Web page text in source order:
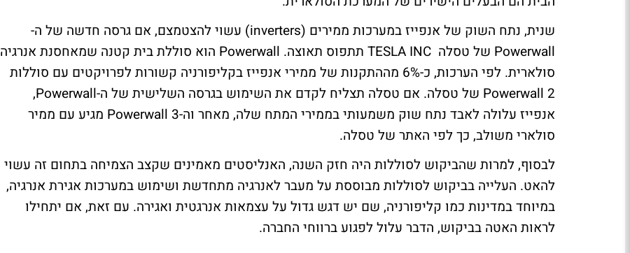
שנית, נתח השוק של אנפייז במערכות ממירים (inverters) עשוי להצטמצם, אם גרסה חדשה של ה-
Powerwall של טסלה TESLA INC תתפוס תאוצה. Powerwall הוא סוללת בית קטנה שמאחסנת אנרגיה
סולארית. לפי הערכות, כ-6% מההתקנות של ממירי אנפייז בקליפורניה קשורות לפרויקטים עם סוללות
Powerwall 2 של טסלה. אם טסלה תצליח לקדם את השימוש בגרסה השלישית של ה-Powerwall,
אנפייז עלולה לאבד נתח שוק משמעותי בממירי המתח שלה, מאחר וה-Powerwall 3 מגיע עם ממיר
סולארי משולב, כך לפי האתר של טסלה.
לבסוף, למרות שהביקוש לסוללות היה חזק השנה, האנליסטים מאמינים שקצב הצמיחה בתחום זה עשוי
להאט. העלייה בביקוש לסוללות מבוססת על מעבר לאנרגיה מתחדשת ושימוש במערכות אגירת אנרגיה,
במיוחד במדינות כמו קליפורניה, שם יש דגש גדול על עצמאות אנרגטית ואגירה. עם זאת, אם יתחילו
לראות האטה בביקוש, הדבר עלול לפגוע ברווחי החברה.